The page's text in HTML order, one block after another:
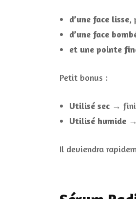
d’une face lisse,
d’une face
et une pointe
Petit bonus :
Utilisé sec → fini
Utilisé humide
Il deviendra